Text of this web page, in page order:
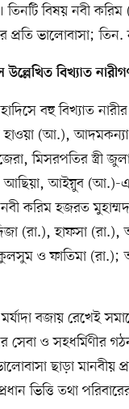
তিনটি বিষয় নবী
ভালোবাসা; তিন.
উল্লেখিত বিখ্যাত
বহু বিখ্যাত
হাওয়া (আ.),
মিসরপতির স্ত্রী
আছিয়া, আইয়ুব (আ.)-এর
নবী করিম হজরত
(রা.), হাফসা (রা.),
ও ফাতিমা (রা.);
মর্যাদা বজায় রেখেই
সেবা ও সহধর্মিণীর
ছাড়া মানবীয়
ভিত্তি তথা